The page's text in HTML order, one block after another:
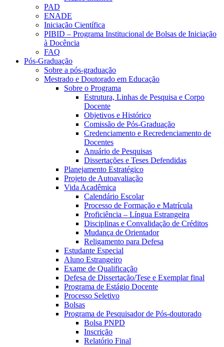
PAD
ENADE
Iniciação Científica
PIBID – Programa Institucional de Bolsas de Iniciação
à Docência
FAQ
Pós-Graduação
Sobre a pós-graduação
Mestrado e Doutorado em Educação
Sobre o Programa
Estrutura, Linhas de Pesquisa e Corpo
Docente
Objetivos e Histórico
Comissão de Pós-Graduação
Credenciamento e Recredenciamento de
Docentes
Anuário de Pesquisas
Dissertações e Teses Defendidas
Planejamento Estratégico
Projeto de Autoavaliação
Vida Acadêmica
Calendário Escolar
Processo de Formação e Matrícula
Proficiência – Língua Estrangeira
Disciplinas e Convalidação de Créditos
Mudança de Orientador
Religamento para Defesa
Estudante Especial
Aluno Estrangeiro
Exame de Qualificação
Defesa de Dissertação/Tese e Exemplar final
Programa de Estágio Docente
Processo Seletivo
Bolsas
Programa de Pesquisador de Pós-doutorado
Bolsa PNPD
Inscrição
Relatório Final